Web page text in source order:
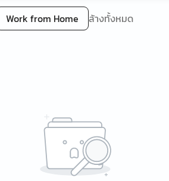
Work from Home ล้างทั้งหมด